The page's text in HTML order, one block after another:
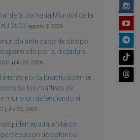
de la Jornada Mundial de la
2027 agosto 3, 2026
ante caso de obispo
por la dictadura
julio 25, 2026
interés por la beatificación en
de los mártires de
murieron defendiendo el
julio 25, 2026
piden ayuda a Marco
persecución de colonos